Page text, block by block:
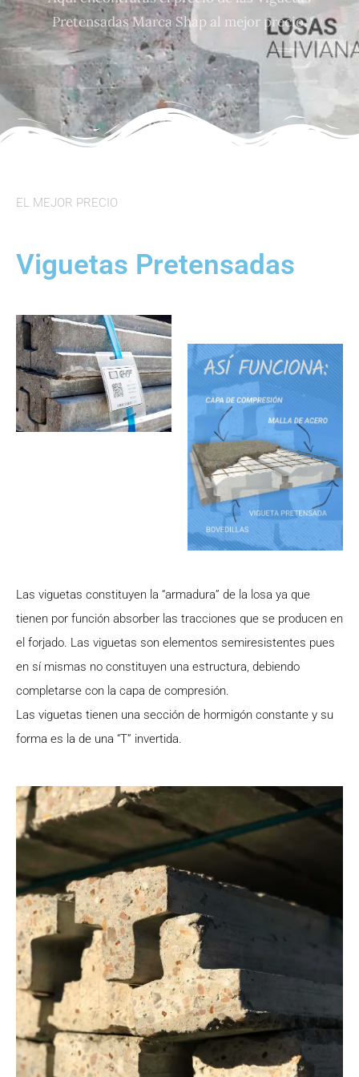
Pretensadas Marca Shap al mejor precio.
EL MEJOR PRECIO
Viguetas Pretensadas
Las viguetas constituyen la “armadura” de la losa ya que
tienen por función absorber las tracciones que se producen en
el forjado. Las viguetas son elementos semiresistentes pues
en sí mismas no constituyen una estructura, debiendo
completarse con la capa de compresión.
Las viguetas tienen una sección de hormigón constante y su
forma es la de una “T” invertida.